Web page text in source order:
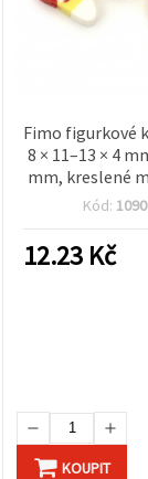
Fimo figurkové
8 × 11–13 × 4
mm, kreslené
dětské Kód:
12.23 Kč
KOUPIT